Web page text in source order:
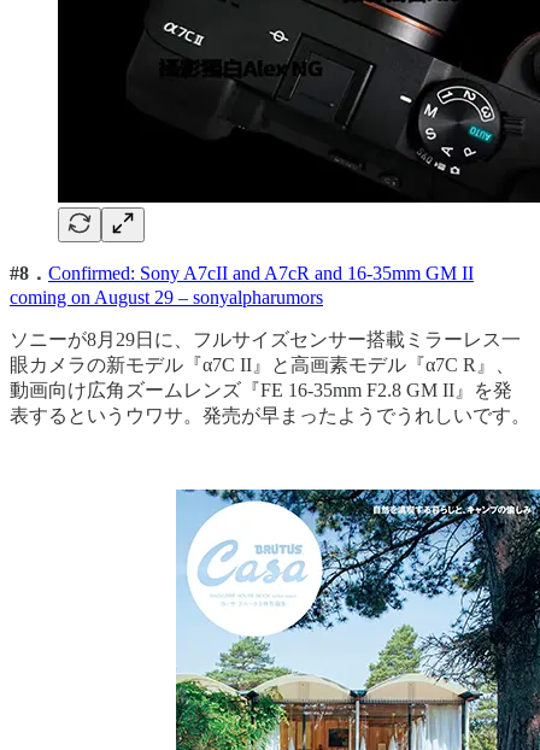
#8． Confirmed: Sony A7cII and A7cR and 16-35mm GM II
coming on August 29 – sonyalpharumors
ソニーが8月29日に、フルサイズセンサー搭載ミラーレス一
眼カメラの新モデル『α7C II』と高画素モデル『α7C R』、
動画向け広角ズームレンズ『FE 16-35mm F2.8 GM II』を発
表するというウワサ。発売が早まったようでうれしいです。